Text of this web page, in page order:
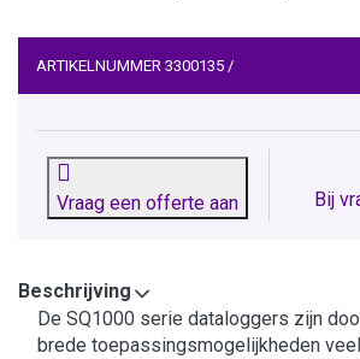
ARTIKELNUMMER 3300135 /
Vraag een offerte aan Bij
Beschrijving
De SQ1000 serie dataloggers zijn
brede toepassingsmogelijkheden